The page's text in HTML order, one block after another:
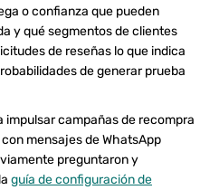
o confianza que pueden
y qué segmentos de clientes
de reseñas lo que indica
de generar prueba
impulsar campañas de recompra
mensajes de WhatsApp
preguntaron y
guía de configuración de